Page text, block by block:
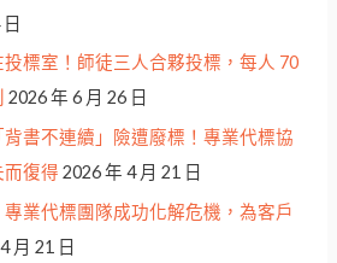
標室！師徒三人合夥投標，每人 70
2026 年 6 月 26 日
書不連續」險遭廢標！專業代標協
而復得 2026 年 4 月 21 日
專業代標團隊成功化解危機，為客戶
月 21 日